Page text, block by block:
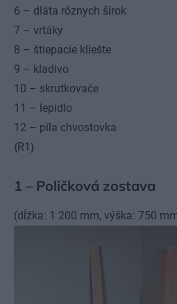
6 – dláta rôznych šírok
7 – vrtáky
8 – štiepacie kliešte
9 – kladivo
10 – skrutkovače
11 – lepidlo
12 – píla chvostovka
{R1}
1 – Poličková zostava
(dĺžka: 1 200 mm, výška: 750